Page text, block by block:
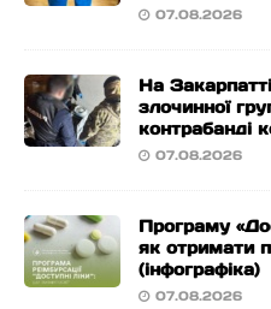
07.08.2026
На
злочинної
контрабанді
07.08.2026
Програму
як отримати
(інфографіка)
07.08.2026